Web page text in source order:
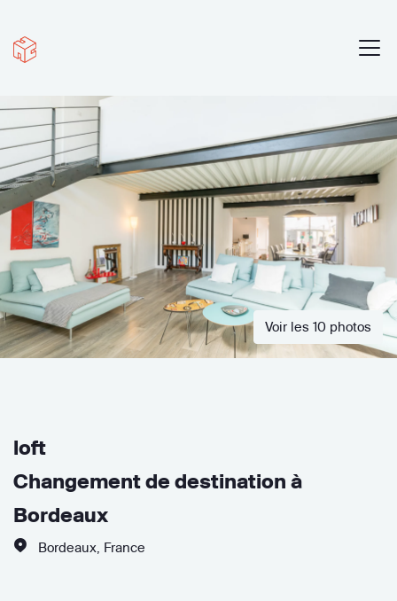
Voir les 10 photos
loft
Changement de destination à
Bordeaux
Bordeaux France